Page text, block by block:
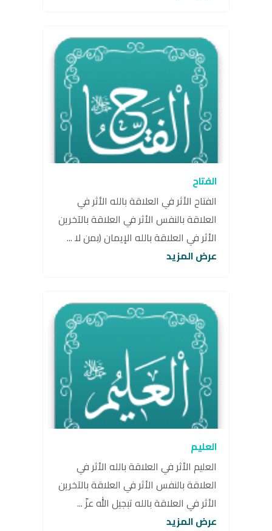
الفتاح
الفتاح الأثر في العلاقة بالله الأثر في
العلاقة بالنفس الأثر في العلاقة بالآخرين
الأثر في العلاقة بالله الإيمان (بمن لا ...
عرض المزيد
العليم
العليم الأثر في العلاقة بالله الأثر في
العلاقة بالنفس الأثر في العلاقة بالآخرين
الأثر في العلاقة بالله تبجيل الله عزّ ...
عرض المزيد